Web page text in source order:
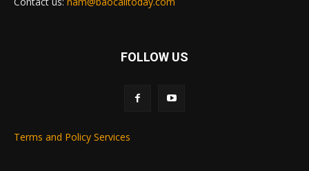
FOLLOW US
Terms and Policy Services